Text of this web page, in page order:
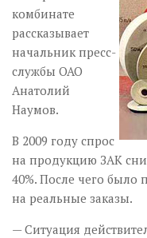
комбинате
рассказывает
начальник пресс-
службы ОАО
Анатолий
Наумов.
В 2009 году спрос
на продукцию ЗАК
40%. После чего было
на реальные заказы.
— Ситуация